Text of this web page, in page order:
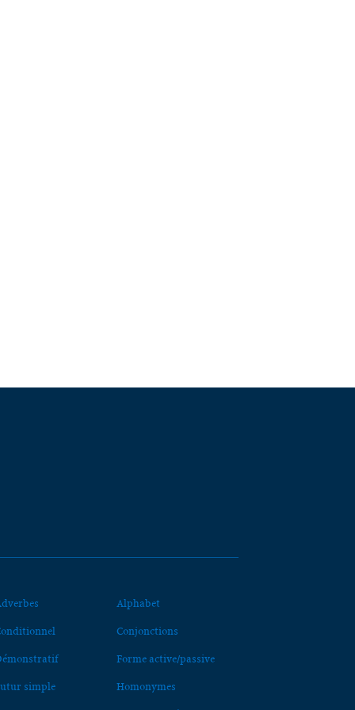
Alphabet
Conjonctions
Forme active/passive
simple Homonymes